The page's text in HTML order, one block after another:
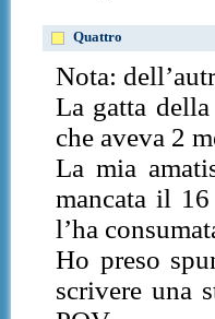
Quattro
Nota:
La gatta
che aveva 2
La mia
mancata il
l’ha
Ho preso
scrivere una